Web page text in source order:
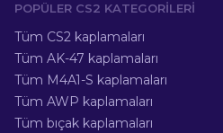
POPÜLER CS2 KATEGORILERI
Tüm CS2 kaplamaları
Tüm AK-47 kaplamaları
Tüm M4A1-S kaplamaları
Tüm AWP kaplamaları
Tüm bıçak kaplamaları